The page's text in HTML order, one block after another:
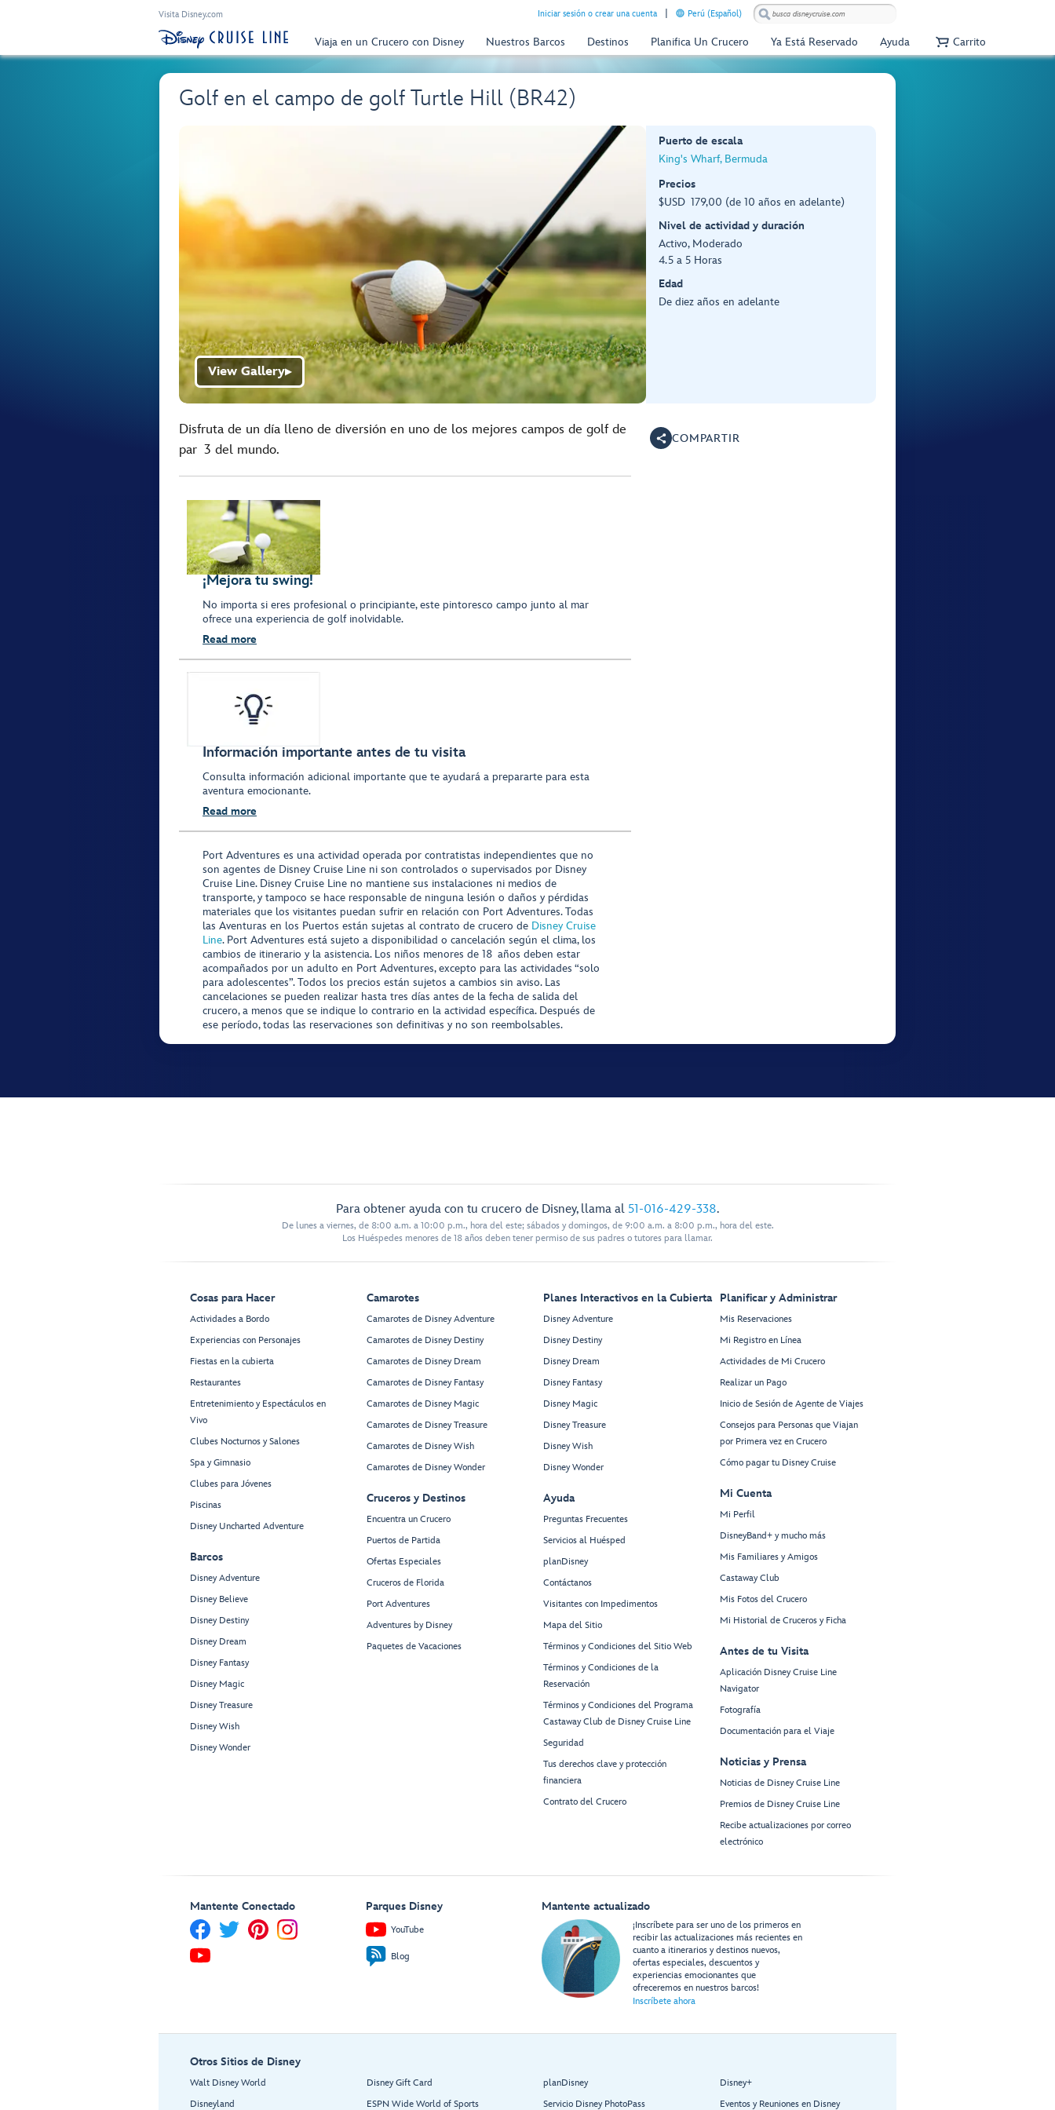
Visita Disney.com Iniciar sesión o crear una cuenta Perú (Español)
Viaja en un Crucero con Disney Nuestros Barcos Destinos Planifica Un Crucero Ya Está Reservado Ayuda Carrito
Golf en el campo de golf Turtle Hill (BR42)
View Gallery▶
Puerto de escala
King's Wharf, Bermuda
Precios
$USD 179,00 (de 10 años en adelante)
Nivel de actividad y duración
Activo, Moderado
4.5 a 5 Horas
Edad
De diez años en adelante
Disfruta de un día lleno de diversión en uno de los mejores campos de golf de
par 3 del mundo.
¡Mejora tu swing!
No importa si eres profesional o principiante, este pintoresco campo junto al mar
ofrece una experiencia de golf inolvidable.
Read more
Información importante antes de tu visita
Consulta información adicional importante que te ayudará a prepararte para esta
aventura emocionante.
Read more
Port Adventures es una actividad operada por contratistas independientes que no
son agentes de Disney Cruise Line ni son controlados o supervisados por Disney
Cruise Line. Disney Cruise Line no mantiene sus instalaciones ni medios de
transporte, y tampoco se hace responsable de ninguna lesión o daños y pérdidas
materiales que los visitantes puedan sufrir en relación con Port Adventures. Todas
las Aventuras en los Puertos están sujetas al contrato de crucero de Disney Cruise
Line. Port Adventures está sujeto a disponibilidad o cancelación según el clima, los
cambios de itinerario y la asistencia. Los niños menores de 18 años deben estar
acompañados por un adulto en Port Adventures, excepto para las actividades “solo
para adolescentes”. Todos los precios están sujetos a cambios sin aviso. Las
cancelaciones se pueden realizar hasta tres días antes de la fecha de salida del
crucero, a menos que se indique lo contrario en la actividad específica. Después de
ese período, todas las reservaciones son definitivas y no son reembolsables.
COMPARTIR
Para obtener ayuda con tu crucero de Disney, llama al 51-016-429-338.
De lunes a viernes, de 8:00 a.m. a 10:00 p.m., hora del este; sábados y domingos, de 9:00 a.m. a 8:00 p.m., hora del este.
Los Huéspedes menores de 18 años deben tener permiso de sus padres o tutores para llamar.
Cosas para Hacer
Actividades a Bordo
Experiencias con Personajes
Fiestas en la cubierta
Restaurantes
Entretenimiento y Espectáculos en
Vivo
Clubes Nocturnos y Salones
Spa y Gimnasio
Clubes para Jóvenes
Piscinas
Disney Uncharted Adventure
Barcos
Disney Adventure
Disney Believe
Disney Destiny
Disney Dream
Disney Fantasy
Disney Magic
Disney Treasure
Disney Wish
Disney Wonder
Camarotes
Camarotes de Disney Adventure
Camarotes de Disney Destiny
Camarotes de Disney Dream
Camarotes de Disney Fantasy
Camarotes de Disney Magic
Camarotes de Disney Treasure
Camarotes de Disney Wish
Camarotes de Disney Wonder
Cruceros y Destinos
Encuentra un Crucero
Puertos de Partida
Ofertas Especiales
Cruceros de Florida
Port Adventures
Adventures by Disney
Paquetes de Vacaciones
Planes Interactivos en la Cubierta
Disney Adventure
Disney Destiny
Disney Dream
Disney Fantasy
Disney Magic
Disney Treasure
Disney Wish
Disney Wonder
Ayuda
Preguntas Frecuentes
Servicios al Huésped
planDisney
Contáctanos
Visitantes con Impedimentos
Mapa del Sitio
Términos y Condiciones del Sitio Web
Términos y Condiciones de la
Reservación
Términos y Condiciones del Programa
Castaway Club de Disney Cruise Line
Seguridad
Tus derechos clave y protección
financiera
Contrato del Crucero
Planificar y Administrar
Mis Reservaciones
Mi Registro en Línea
Actividades de Mi Crucero
Realizar un Pago
Inicio de Sesión de Agente de Viajes
Consejos para Personas que Viajan
por Primera vez en Crucero
Cómo pagar tu Disney Cruise
Mi Cuenta
Mi Perfil
DisneyBand+ y mucho más
Mis Familiares y Amigos
Castaway Club
Mis Fotos del Crucero
Mi Historial de Cruceros y Ficha
Antes de tu Visita
Aplicación Disney Cruise Line
Navigator
Fotografía
Documentación para el Viaje
Noticias y Prensa
Noticias de Disney Cruise Line
Premios de Disney Cruise Line
Recibe actualizaciones por correo
electrónico
Mantente Conectado Parques Disney
YouTube
Blog
Mantente actualizado
¡Inscríbete para ser uno de los primeros en
recibir las actualizaciones más recientes en
cuanto a itinerarios y destinos nuevos,
ofertas especiales, descuentos y
experiencias emocionantes que
ofreceremos en nuestros barcos!
Inscríbete ahora
Otros Sitios de Disney
Walt Disney World
Disneyland
Disney Gift Card
ESPN Wide World of Sports
planDisney
Servicio Disney PhotoPass
Disney+
Eventos y Reuniones en Disney